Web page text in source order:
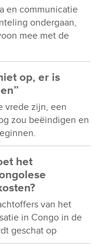
en communicatie
ondergaan,
mee met de
op, er is
vrede zijn, een
zou beëindigen en
het
van het
in Congo in de
geschat op